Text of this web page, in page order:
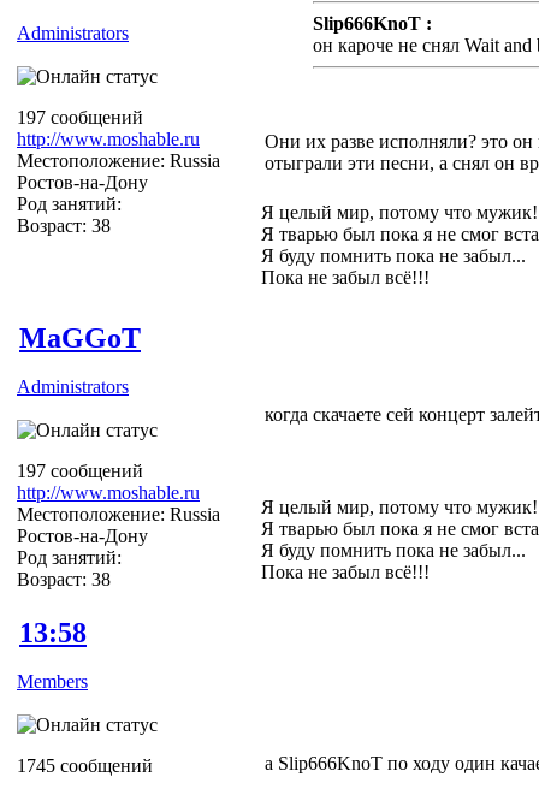
Administrators
197 сообщений
http://www.moshable.ru
Местоположение: Russia
Ростов-на-Дону
Род занятий:
Возраст: 38
Slip666KnoT :
он кароче не снял Wait
Они их разве исполняли? это
отыграли эти песни, а снял он
Я целый мир, потому что мужик!
Я тварью был пока я не смог
Я буду помнить пока не забыл...
Пока не забыл всё!!!
MaGGoT
Administrators
197 сообщений
http://www.moshable.ru
Местоположение: Russia
Ростов-на-Дону
Род занятий:
Возраст: 38
когда скачаете сей концерт
Я целый мир, потому что мужик!
Я тварью был пока я не смог
Я буду помнить пока не забыл...
Пока не забыл всё!!!
13:58
Members
1745 сообщений а Slip666KnoT по ходу один